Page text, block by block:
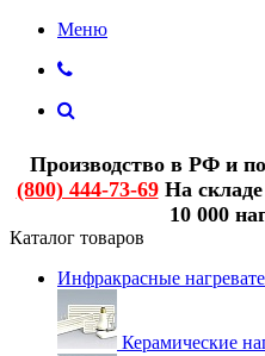
Меню
Производство в РФ и
(800) 444-73-69На складе
10 000
Каталог товаров
Инфракрасные
Керамические